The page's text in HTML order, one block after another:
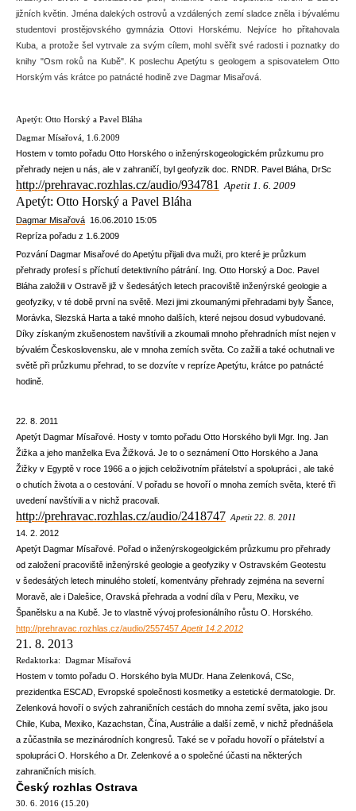
jižních květin. Jména dalekých ostrovů a vzdálených zemí sladce zněla i bývalému
studentovi prostějovského gymnázia Ottovi Horskému. Nejvíce ho přitahovala
Kuba, a protože šel vytrvale za svým cílem, mohl svěřit své radosti i poznatky do
knihy "Osm roků na Kubě". K poslechu Apetýtu s geologem a spisovatelem Otto
Horským vás krátce po patnácté hodině zve Dagmar Misařová.
Apetýt: Otto Horský a Pavel Bláha
Dagmar Mísařová, 1.6.2009
Hostem v tomto pořadu Otto Horského o inženýrskogeologickém průzkumu pro
přehrady nejen u nás, ale v zahraničí, byl geofyzik doc. RNDR. Pavel Bláha, DrSc
http://prehravac.rozhlas.cz/audio/934781 Apetit 1. 6. 2009
Apetýt: Otto Horský a Pavel Bláha
Dagmar Misařová 16.06.2010 15:05
Repríza pořadu z 1.6.2009
Pozvání Dagmar Misařové do Apetýtu přijali dva muži, pro které je průzkum
přehrady profesí s příchutí detektivního pátrání. Ing. Otto Horský a Doc. Pavel
Bláha založili v Ostravě již v šedesátých letech pracoviště inženýrské geologie a
geofyziky, v té době první na světě. Mezi jimi zkoumanými přehradami byly Šance,
Morávka, Slezská Harta a také mnoho dalších, které nejsou dosud vybudované.
Díky získaným zkušenostem navštívili a zkoumali mnoho přehradních míst nejen v
bývalém Československu, ale v mnoha zemích světa. Co zažili a také ochutnali ve
světě při průzkumu přehrad, to se dozvíte v repríze Apetýtu, krátce po patnácté
hodině.
22. 8. 2011
Apetýt Dagmar Mísařové. Hosty v tomto pořadu Otto Horského byli Mgr. Ing. Jan
Žižka a jeho manželka Eva Žižková. Je to o seznámení Otto Horského a Jana
Žižky v Egyptě v roce 1966 a o jejich celoživotním přátelství a spolupráci , ale také
o chutích života a o cestování. V pořadu se hovoří o mnoha zemích světa, které tři
uvedení navštívili a v nichž pracovali.
http://prehravac.rozhlas.cz/audio/2418747 Apetit 22. 8. 2011
14. 2. 2012
Apetýt Dagmar Mísařové. Pořad o inženýrskogeolgickém průzkumu pro přehrady
od založení pracoviště inženýrské geologie a geofyziky v Ostravském Geotestu
v šedesátých letech minulého století, komentvány přehrady zejména na severní
Moravě, ale i Dalešice, Oravská přehrada a vodní díla v Peru, Mexiku, ve
Španělsku a na Kubě. Je to vlastně vývoj profesionálního růstu O. Horského.
http://prehravac.rozhlas.cz/audio/2557457 Apetit 14.2.2012
21. 8. 2013
Redaktorka: Dagmar Mísařová
Hostem v tomto pořadu O. Horského byla MUDr. Hana Zelenková, CSc,
prezidentka ESCAD, Evropské společnosti kosmetiky a estetické dermatologie. Dr.
Zelenková hovoří o svých zahraničních cestách do mnoha zemí světa, jako jsou
Chile, Kuba, Mexiko, Kazachstan, Čína, Austrálie a další země, v nichž přednášela
a zůčastnila se mezinárodních kongresů. Také se v pořadu hovoří o přátelství a
spolupráci O. Horského a Dr. Zelenkové a o společné účasti na některých
zahraničních misích.
Český rozhlas Ostrava
30. 6. 2016 (15.20)